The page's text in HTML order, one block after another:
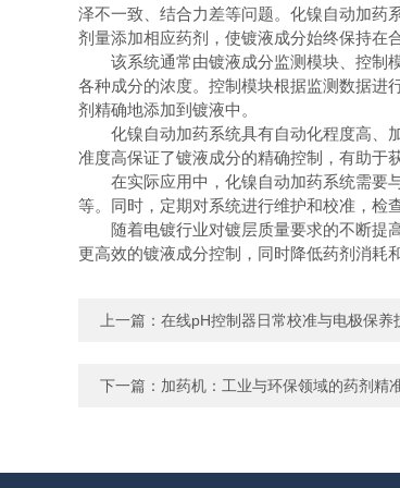
泽不一致、结合力差等问题。化镍自动加药
剂量添加相应药剂，使镀液成分始终保持在
该系统通常由镀液成分监测模块、控制模
各种成分的浓度。控制模块根据监测数据进
剂精确地添加到镀液中。
化镍自动加药系统具有自动化程度高、加
准度高保证了镀液成分的精确控制，有助于
在实际应用中，化镍自动加药系统需要与
等。同时，定期对系统进行维护和校准，检
随着电镀行业对镀层质量要求的不断提高
更高效的镀液成分控制，同时降低药剂消耗
上一篇： 在线pH控制器日常校准与电极保养
下一篇： 加药机：工业与环保领域的药剂精